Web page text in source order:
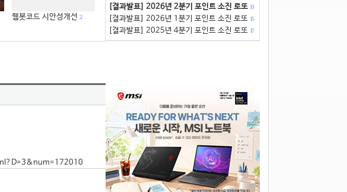
웹봇코드 시안성개선 2
[결과발표] 2026년 2분기 포인트 소진 로또 13
[결과발표] 2026년 1분기 포인트 소진 로또 15
[결과발표] 2025년 4분기 포인트 소진 로또 17